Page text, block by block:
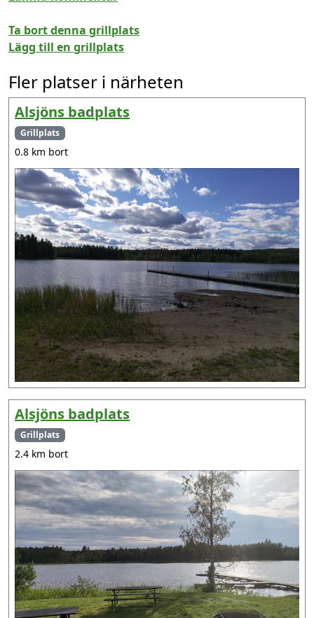
Ta bort denna grillplats
Lägg till en grillplats
Fler platser i närheten
Alsjöns badplats
Grillplats
0.8 km bort
Alsjöns badplats
Grillplats
2.4 km bort